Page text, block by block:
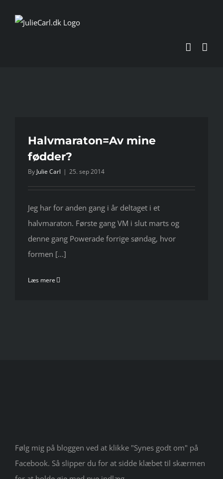
Halvmaraton=Av mine
fødder?
By Julie Carl | 25. sep 2014
Jeg har for anden gang i år deltaget i et
halvmaraton. Første gang VM i slut marts og
denne gang Powerade forrige søndag, hvor
formen [...]
Læs mere
Følg mig på bloggen ved at klikke "Synes godt om" på
Facebook. Så slipper du for at sidde klæbet til skærmen